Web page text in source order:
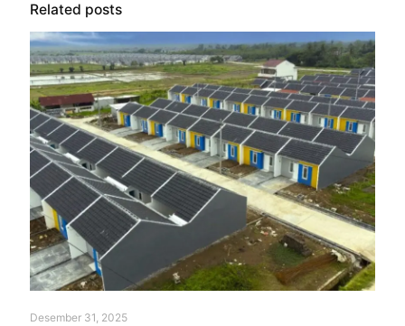
Related posts
Desember 31, 2025